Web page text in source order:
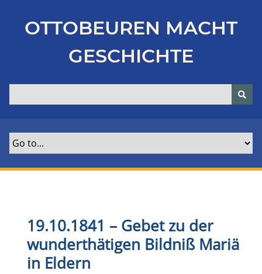
p
OTTOBEUREN MACHT
GESCHICHTE
19.10.1841 – Gebet zu der
wunderthätigen Bildniß Mariä
in Eldern